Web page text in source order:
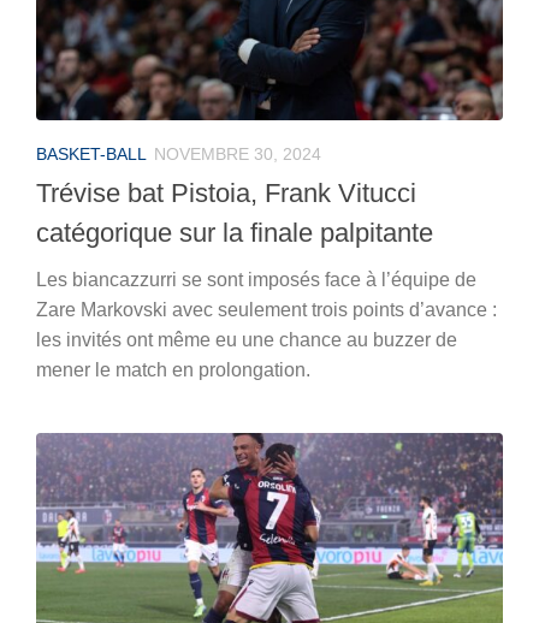
BASKET-BALL NOVEMBRE 30, 2024
Trévise bat Pistoia, Frank Vitucci
catégorique sur la finale palpitante
Les biancazzurri se sont imposés face à l’équipe de
Zare Markovski avec seulement trois points d’avance :
les invités ont même eu une chance au buzzer de
mener le match en prolongation.